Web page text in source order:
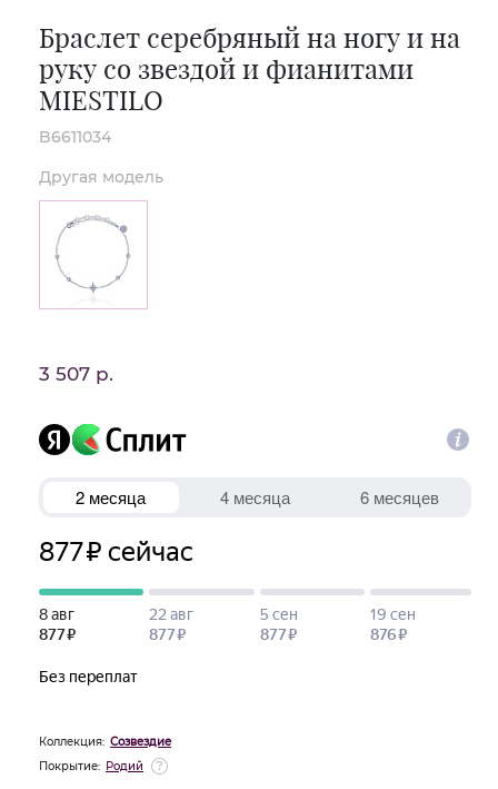
Браслет серебряный на ногу и на
руку со звездой и фианитами
MIESTILO
B6611034
Другая модель
3 507 р.
Коллекция: Созвездие
Покрытие: Родий